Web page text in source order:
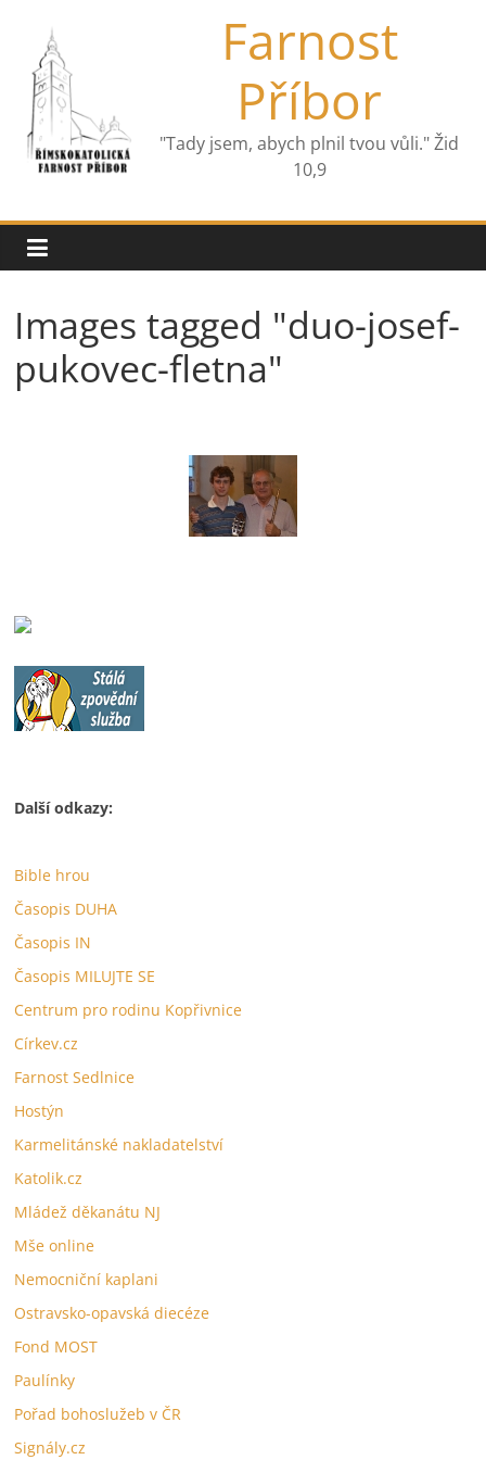
obsah
Farnost
Příbor
"Tady jsem, abych plnil tvou vůli." Žid
10,9
Images tagged "duo-josef-
pukovec-fletna"
Další odkazy:
Bible hrou
Časopis DUHA
Časopis IN
Časopis MILUJTE SE
Centrum pro rodinu Kopřivnice
Církev.cz
Farnost Sedlnice
Hostýn
Karmelitánské nakladatelství
Katolik.cz
Mládež děkanátu NJ
Mše online
Nemocniční kaplani
Ostravsko-opavská diecéze
Fond MOST
Paulínky
Pořad bohoslužeb v ČR
Signály.cz